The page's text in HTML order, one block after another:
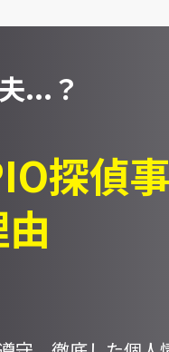
...？
探偵